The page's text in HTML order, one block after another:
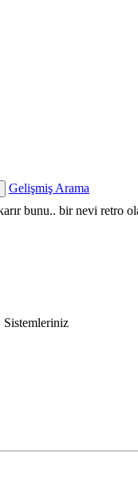
Gelişmiş Arama
bunu.. bir nevi retro